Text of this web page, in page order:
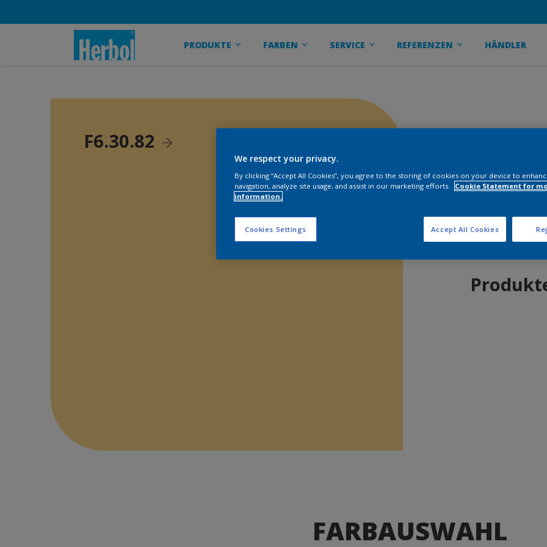
PRODUKTE FARBEN SERVICE REFERENZEN HÄNDLER
F6.30.82
FARBAUSWAHL
We respect your privacy.
By clicking “Accept All Cookies”, you agree to the storing of cookies on your device to
navigation, analyze site usage, and assist in our marketing efforts.
Cookie Statement for
information.
Cookies Settings Accept All Cookies